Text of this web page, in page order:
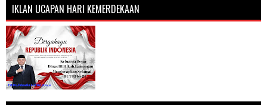
IKLAN UCAPAN HARI KEMERDEKAAN